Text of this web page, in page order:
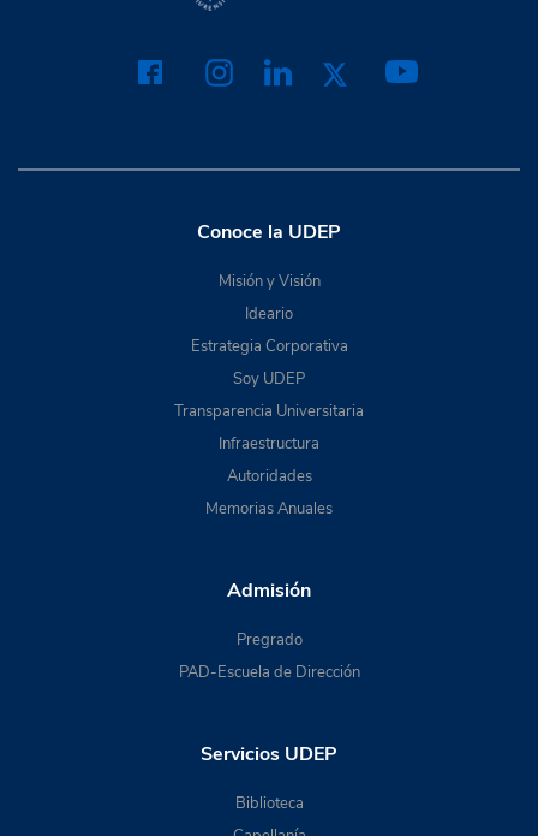
Conoce la UDEP
Misión y Visión
Ideario
Estrategia Corporativa
Soy UDEP
Transparencia Universitaria
Infraestructura
Autoridades
Memorias Anuales
Admisión
Pregrado
PAD-Escuela de Dirección
Servicios UDEP
Biblioteca